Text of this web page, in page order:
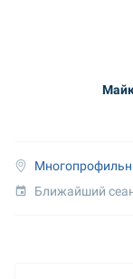
Ближайший